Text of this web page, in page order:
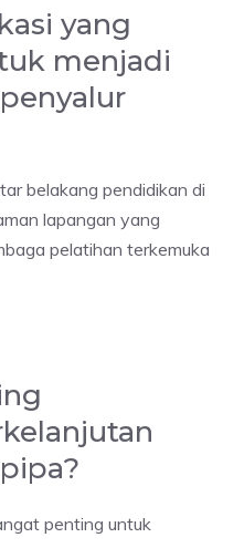
yang
menjadi
belakang pendidikan di
lapangan yang
pelatihan terkemuka
penting untuk